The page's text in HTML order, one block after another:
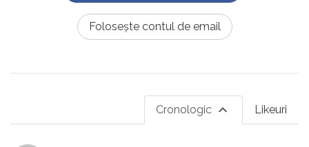
Folosește contul de email
Likeuri
Cronologic